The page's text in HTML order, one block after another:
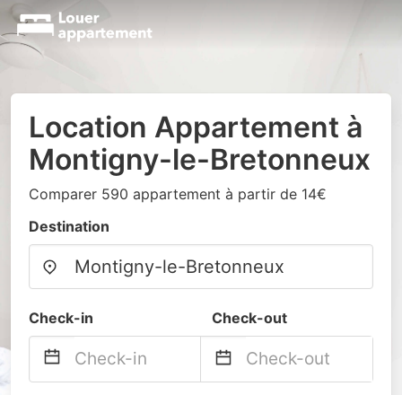
Location Appartement à
Montigny-le-Bretonneux
Comparer 590 appartement à partir de 14€
Destination
Check-in Check-out